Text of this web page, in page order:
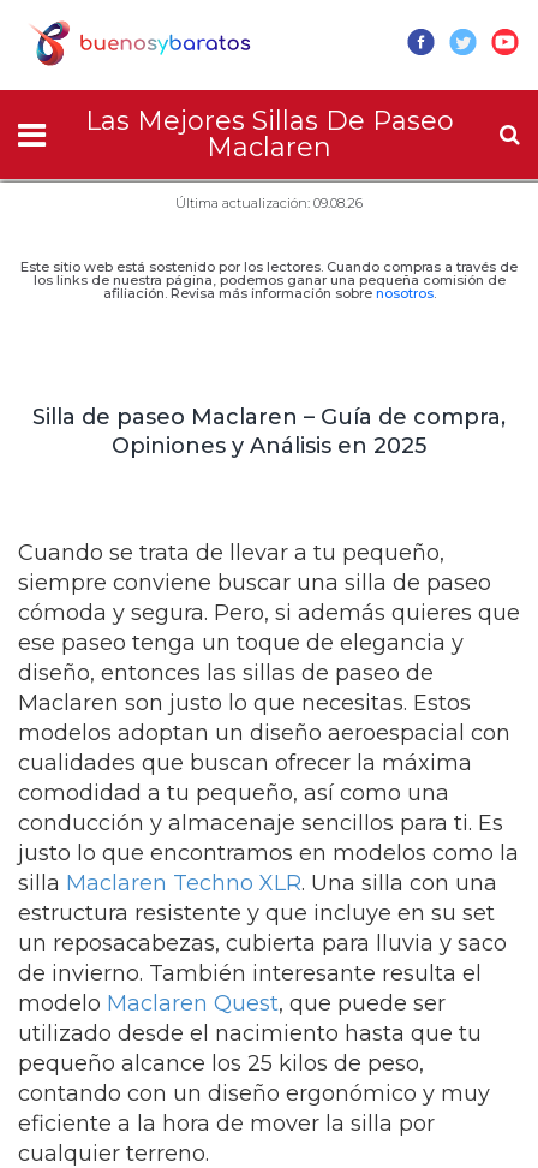
Las Mejores Sillas De Paseo
Maclaren
Última actualización: 09.08.26
Este sitio web está sostenido por los lectores. Cuando compras a través de
los links de nuestra página, podemos ganar una pequeña comisión de
afiliación. Revisa más información sobre nosotros.
Silla de paseo Maclaren – Guía de compra,
Opiniones y Análisis en 2025
Cuando se trata de llevar a tu pequeño,
siempre conviene buscar una silla de paseo
cómoda y segura. Pero, si además quieres que
ese paseo tenga un toque de elegancia y
diseño, entonces las sillas de paseo de
Maclaren son justo lo que necesitas. Estos
modelos adoptan un diseño aeroespacial con
cualidades que buscan ofrecer la máxima
comodidad a tu pequeño, así como una
conducción y almacenaje sencillos para ti. Es
justo lo que encontramos en modelos como la
silla Maclaren Techno XLR. Una silla con una
estructura resistente y que incluye en su set
un reposacabezas, cubierta para lluvia y saco
de invierno. También interesante resulta el
modelo Maclaren Quest, que puede ser
utilizado desde el nacimiento hasta que tu
pequeño alcance los 25 kilos de peso,
contando con un diseño ergonómico y muy
eficiente a la hora de mover la silla por
cualquier terreno.